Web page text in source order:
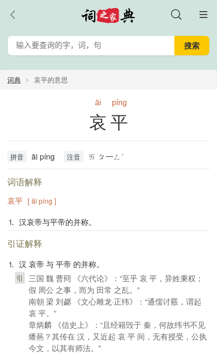
词典 哀平的意思
āi píng
哀平
拼音 āi píng 注音 ㄞ ㄆ一ㄥˊ
词语解释
哀平 [ āi píng ]
⒈ 汉哀帝与平帝的并称。
引证解释
⒈ 汉 哀帝 与 平帝 的并称。
引
三国 魏 曹冏 《六代论》：“至乎 哀 平，异姓秉权；
假 周公 之事，而为 田常 之乱。”
南朝 梁 刘勰 《文心雕龙·正纬》：“通儒讨覈，谓起
哀 平。”
章炳麟 《信史上》：“且经籍毁于 秦，何故纬书不见
燔爇？其传在 汉，又近起 哀 平 间，无有授受，公执
今文，以其有师法。”